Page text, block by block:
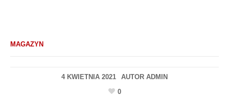
MAGAZYN
4 KWIETNIA 2021 AUTOR ADMIN
0